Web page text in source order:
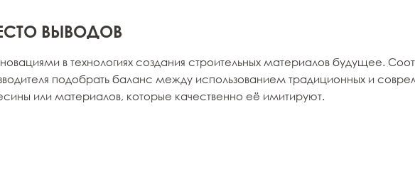
ВЫВОДОВ
в технологиях создания строительных материалов будущее.
подобрать баланс между использованием традиционных и
или материалов, которые качественно её имитируют.